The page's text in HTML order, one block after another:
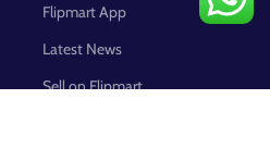
Flipmart App
Latest News
Sell on Flipmart